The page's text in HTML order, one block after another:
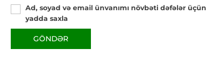
Ad, soyad və email ünvanımı növbəti dəfələr üçün
yadda saxla
GÖNDƏR